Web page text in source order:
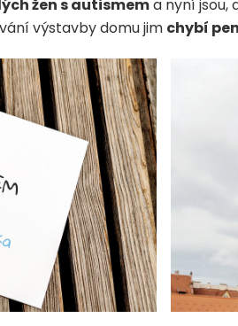
žen s autismema nyní jsou,
výstavby domu jim chybí